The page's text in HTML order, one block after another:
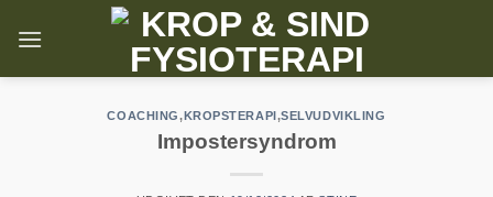
COACHING,KROPSTERAPI,SELVUDVIKLING
Impostersyndrom